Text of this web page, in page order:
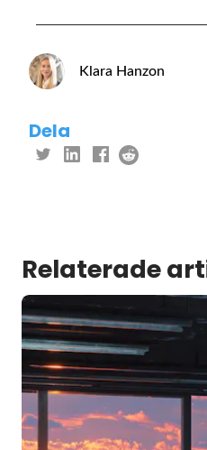
Klara Hanzon
Dela
Relaterade